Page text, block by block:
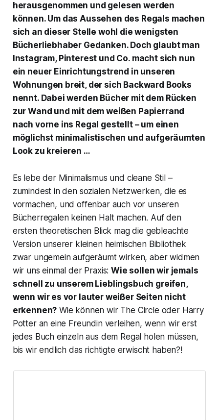
herausgenommen und gelesen werden
können. Um das Aussehen des Regals machen
sich an dieser Stelle wohl die wenigsten
Bücherliebhaber Gedanken. Doch glaubt man
Instagram, Pinterest und Co. macht sich nun
ein neuer Einrichtungstrend in unseren
Wohnungen breit, der sich Backward Books
nennt. Dabei werden Bücher mit dem Rücken
zur Wand und mit dem weißen Papierrand
nach vorne ins Regal gestellt – um einen
möglichst minimalistischen und aufgeräumten
Look zu kreieren …
Es lebe der Minimalismus und cleane Stil –
zumindest in den sozialen Netzwerken, die es
vormachen, und offenbar auch vor unseren
Bücherregalen keinen Halt machen. Auf den
ersten theoretischen Blick mag die gebleachte
Version unserer kleinen heimischen Bibliothek
zwar ungemein aufgeräumt wirken, aber widmen
wir uns einmal der Praxis:Wie sollen wir jemals
schnell zu unserem Lieblingsbuch greifen,
wenn wir es vor lauter weißer Seiten nicht
erkennen? Wie können wir The Circle oder Harry
Potteran eine Freundin verleihen, wenn wir erst
jedes Buch einzeln aus dem Regal holen müssen,
bis wir endlich das richtigte erwischt haben?!